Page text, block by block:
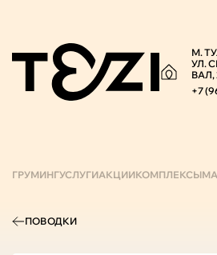
М.
УЛ.
ВАЛ,
+7
ГРУМИНГУСЛУГИАКЦИИКОМПЛЕКСЫ
ПОВОДКИ